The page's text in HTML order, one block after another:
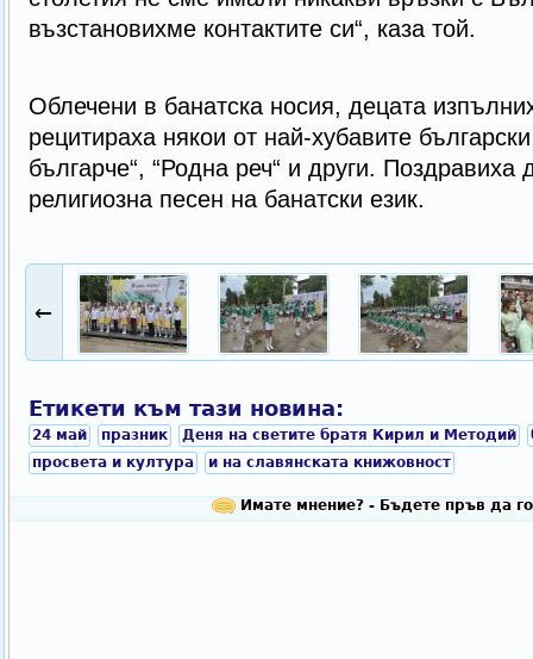
възстановихме контактите си“, каза той.
Облечени в банатска носия, децата
рецитираха някои от най-хубавите
българче“, “Родна реч“ и други. Поздравиха
религиозна песен на банатски език.
←
Етикети към тази новина:
24 май празник Деня на светите братя Кирил и Методий
просвета и култура
и на славянската книжовност
Имате мнение? - Бъдете пръв да го